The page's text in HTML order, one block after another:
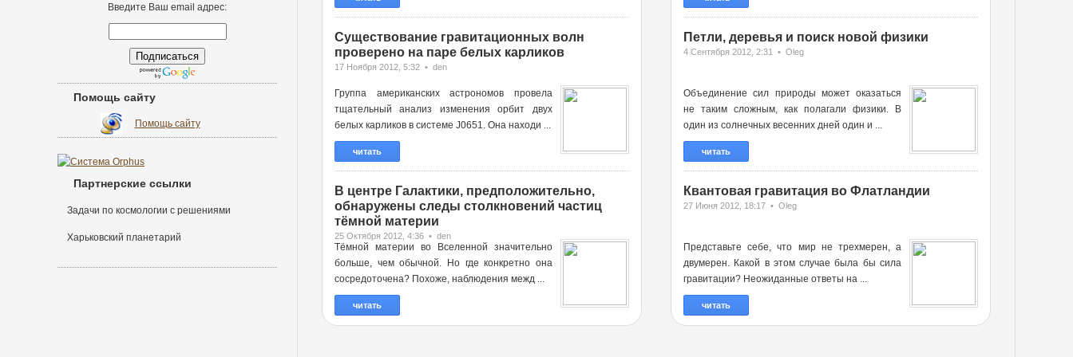
Существование гравитационных волн
проверено на паре белых карликов
17 Ноября 2012, 5:32 • den
Группа американских астрономов провела
тщательный анализ изменения орбит двух
белых карликов в системе J0651. Она находи ...
читать
В центре Галактики, предположительно,
обнаружены следы столкновений частиц
тёмной материи
25 Октября 2012, 4:36 • den
Тёмной материи во Вселенной значительно
больше, чем обычной. Но где конкретно она
сосредоточена? Похоже, наблюдения межд ...
читать
Петли, деревья и поиск новой физики
4 Сентября 2012, 2:31 • Oleg
Объединение сил природы может оказаться
не таким сложным, как полагали физики. В
один из солнечных весенних дней один и ...
читать
Квантовая гравитация во Флатландии
27 Июня 2012, 18:17 • Oleg
Представьте себе, что мир не трехмерен, а
двумерен. Какой в этом случае была бы сила
гравитации? Неожиданные ответы на ...
читать
Введите Ваш email адрес:
Помощь сайту
Помощь сайту
Партнерские ссылки
Задачи по космологии с решениями
Харьковский планетарий